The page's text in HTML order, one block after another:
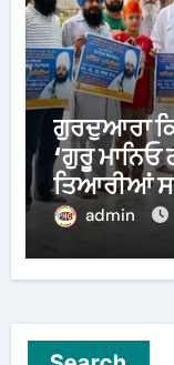
ਗੁਰਦੁਆਰਾ
‘ਗੁਰੂ
ਤਿਆਰੀਆਂ
admin